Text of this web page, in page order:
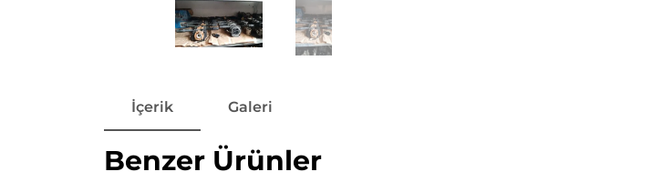
İçerik Galeri
Benzer Ürünler